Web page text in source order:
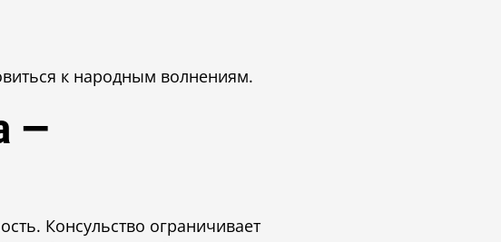
к народным волнениям.
—
Консульство ограничивает